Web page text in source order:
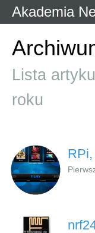
Akademia
Lista
roku